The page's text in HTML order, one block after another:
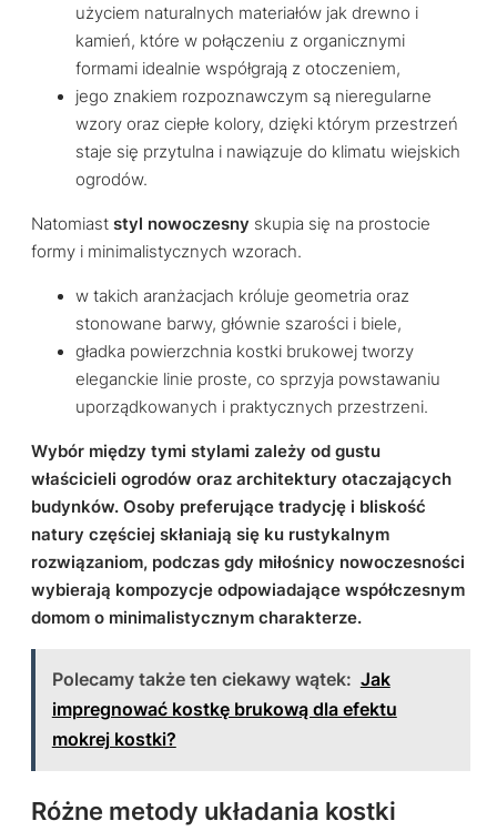
użyciem naturalnych materiałów jak drewno i
kamień, które w połączeniu z organicznymi
formami idealnie współgrają z otoczeniem,
jego znakiem rozpoznawczym są nieregularne
wzory oraz ciepłe kolory, dzięki którym przestrzeń
staje się przytulna i nawiązuje do klimatu wiejskich
ogrodów.
Natomiast styl nowoczesny skupia się na prostocie
formy i minimalistycznych wzorach.
w takich aranżacjach króluje geometria oraz
stonowane barwy, głównie szarości i biele,
gładka powierzchnia kostki brukowej tworzy
eleganckie linie proste, co sprzyja powstawaniu
uporządkowanych i praktycznych przestrzeni.
Wybór między tymi stylami zależy od gustu
właścicieli ogrodów oraz architektury otaczających
budynków. Osoby preferujące tradycję i bliskość
natury częściej skłaniają się ku rustykalnym
rozwiązaniom, podczas gdy miłośnicy nowoczesności
wybierają kompozycje odpowiadające współczesnym
domom o minimalistycznym charakterze.
Polecamy także ten ciekawy wątek: Jak
impregnować kostkę brukową dla efektu
mokrej kostki?
Różne metody układania kostki